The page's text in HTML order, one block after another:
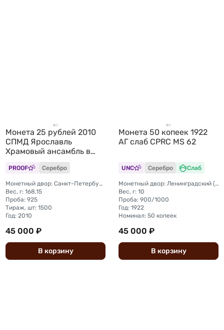
Монета 25 рублей 2010
СПМД Ярославль
Храмовый ансамбль в
Коровниках
PROOF Серебро
Монетный двор: Санкт-Петербургский (СПМД)
Вес, г: 168,15
Проба: 925
Тираж, шт: 1500
Год: 2010
45 000 ₽
В корзину
Монета 50 копеек 1922
АГ слаб CPRC MS 62
UNC Серебро Слаб
Монетный двор: Ленинградский (ЛМД)
Вес, г: 10
Проба: 900/1000
Год: 1922
Номинал: 50 копеек
45 000 ₽
В корзину